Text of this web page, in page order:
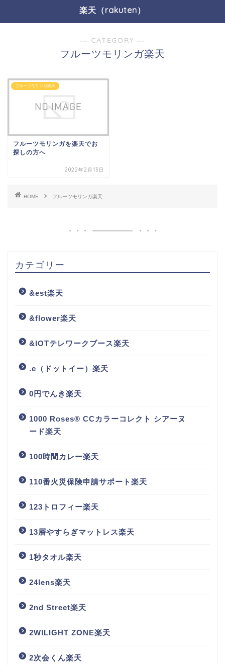
楽天（rakuten）
― CATEGORY ―
フルーツモリンガ楽天
フルーツモリンガ楽天
フルーツモリンガを楽天でお
探しの方へ
2022年2月13日
HOME フルーツモリンガ楽天
カテゴリー
&est楽天
&flower楽天
&IOTテレワークブース楽天
.e（ドットイー）楽天
0円でんき楽天
1000 Roses® CCカラーコレクト シアーヌ
ード楽天
100時間カレー楽天
110番火災保険申請サポート楽天
123トロフィー楽天
13層やすらぎマットレス楽天
1秒タオル楽天
24lens楽天
2nd Street楽天
2WILIGHT ZONE楽天
2次会くん楽天